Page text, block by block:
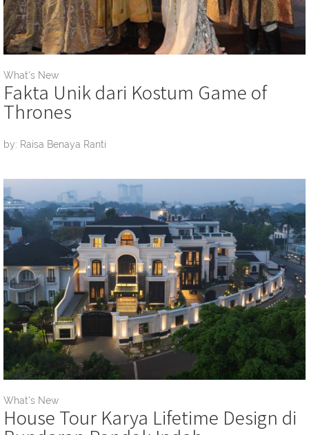
What's New
Fakta Unik dari Kostum Game of
Thrones
by: Raisa Benaya Ranti
What's New
House Tour Karya Lifetime Design di